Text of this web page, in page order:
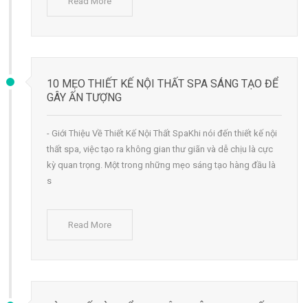
10 MẸO THIẾT KẾ NỘI THẤT SPA SÁNG TẠO ĐỂ
GÂY ẤN TƯỢNG
- Giới Thiệu Về Thiết Kế Nội Thất SpaKhi nói đến thiết kế nội
thất spa, việc tạo ra không gian thư giãn và dễ chịu là cực
kỳ quan trọng. Một trong những mẹo sáng tạo hàng đầu là
s
Read More